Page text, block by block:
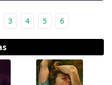
3 4 5 6